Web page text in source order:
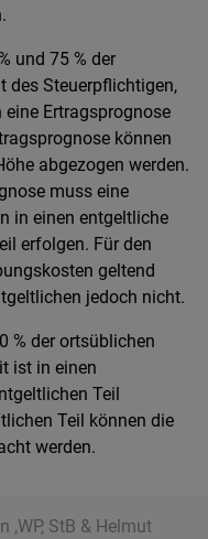
und 75 % der
des Steuerpflichtigen,
Ertragsprognose
können
abgezogen werden.
muss eine
in einen entgeltliche
erfolgen. Für den
geltend
jedoch nicht.
% der ortsüblichen
ist in einen
Teil
Teil können die
werden.
,WP, StB & Helmut